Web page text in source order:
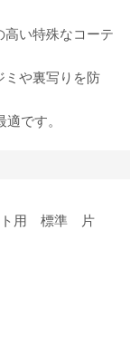
高い特殊なコーテ
ミや裏写りを防
です。
ト用 標準 片